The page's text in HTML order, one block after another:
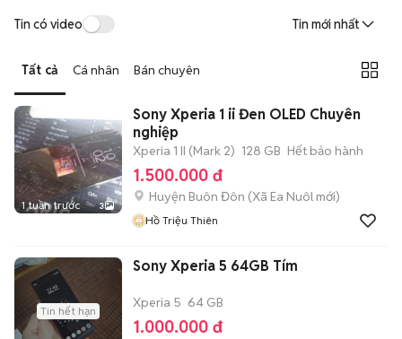
Tin có video Tin mới nhất
Tất cả Cá nhân Bán chuyên
1 tuần trước 3
Sony Xperia 1 ii Đen OLED Chuyên
nghiệp
Xperia 1 II (Mark 2) 128 GB Hết bảo hành
1.500.000 đ
Huyện Buôn Đôn (Xã Ea Nuôl mới)
Hồ Triệu Thiên
Tin hết hạn
Sony Xperia 5 64GB Tím
Xperia 5 64 GB
1.000.000 đ